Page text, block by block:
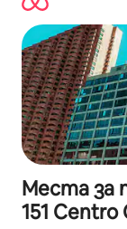
Места за
151